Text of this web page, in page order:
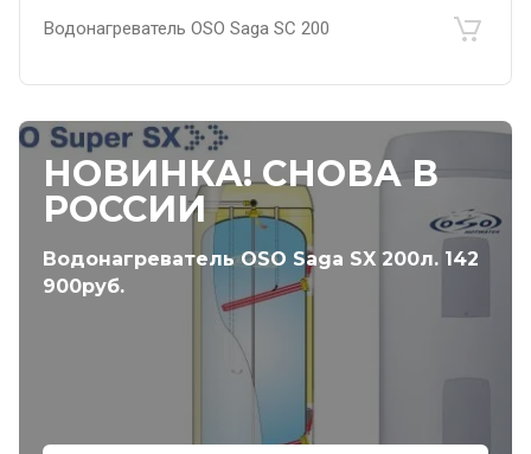
Водонагреватель OSO Saga SC 200
НОВИНКА! СНОВА В
РОССИИ
Водонагреватель OSO Saga SX 200л. 142
900руб.